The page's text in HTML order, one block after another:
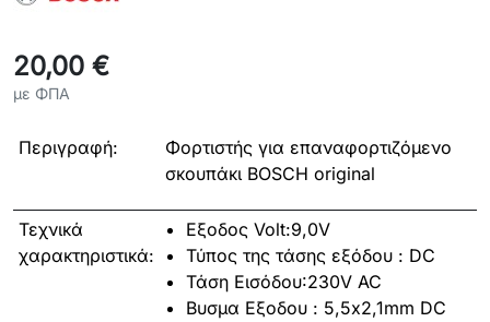
20,00 €
με ΦΠΑ
Περιγραφή:
Φορτιστής για επαναφορτιζόμενο
σκουπάκι BOSCH original
Τεχνικά
χαρακτηριστικά:
Εξοδος Volt:9,0V
Τύπος της τάσης εξόδου : DC
Τάση Εισόδου:230V AC
Βυσμα Εξοδου : 5,5x2,1mm DC